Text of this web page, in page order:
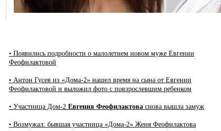
• Появились подробности о малолетнем новом муже Евгении
Феофилактовой
• Антон Гусев из «Дома-2» нашел время на сына от Евгении
Феофилактовой и выложил фото с повзрослевшим ребенком
• Участница Дом-2 Евгения Феофилактова снова вышла замуж
• Возмужал: бывшая участница «Дома-2» Женя Феофилактова